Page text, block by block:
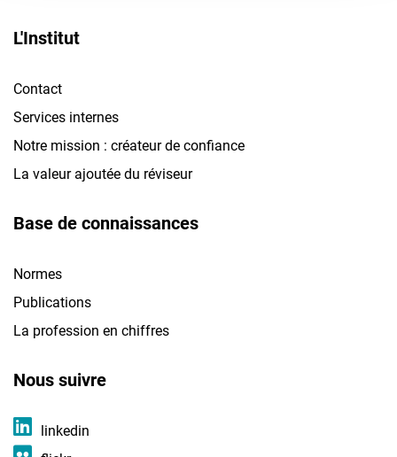
L'Institut
Contact
Services internes
Notre mission : créateur de confiance
La valeur ajoutée du réviseur
Base de connaissances
Normes
Publications
La profession en chiffres
Nous suivre
linkedin